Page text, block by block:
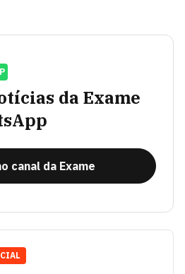
da Exame
canal da Exame